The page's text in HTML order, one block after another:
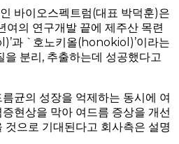
바이오스펙트럼(대표 박덕훈)은
여의 연구개발 끝에 제주산 목련
과 `호노키올(honokiol)’이라는
을 분리, 추출하는데 성공했다고
균의 성장을 억제하는 동시에 여
현상을 막아 여드름 증상을 개선
으로 기대된다고 회사측은 설명